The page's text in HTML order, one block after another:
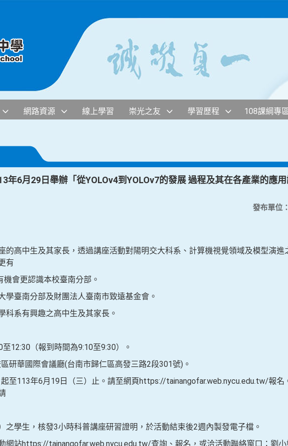
網路資源 線上學習 崇光之友 學習歷程 108課綱專
年6月29日舉辦「從YOLOv4到YOLOv7的發展 過程及其在各產業的應用
發布單位：
的高中生及其家長，透過講座活動對陽明交大科系、計算機視覺領域及模型演進
有
會更認識本校臺南分部。
學臺南分部及財團法人臺南市致遠基金會。
科系有興趣之高中生及其家長。
12:30（報到時間為9:10至9:30）。
華國際會議廳(台南市歸仁區高發三路2段301號)。
113年6月19日（三）止。請至網頁https://tainangofar.web.nycu.edu.tw/報名
之學生，核發3小時科普講座研習證明，於活動結束後2週內製發電子檔。
網站https://tainangofar.web.nycu.edu.tw/查詢、報名，或洽活動聯絡窗口：劉小